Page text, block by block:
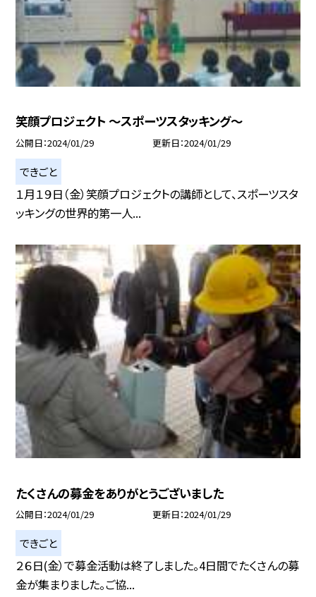
笑顔プロジェクト 〜スポーツスタッキング〜
公開日 2024/01/29 更新日 2024/01/29
できごと
１月１９日（金）笑顔プロジェクトの講師として、スポーツスタ
ッキングの世界的第一人...
たくさんの募金をありがとうございました
公開日 2024/01/29 更新日 2024/01/29
できごと
２６日(金）で募金活動は終了しました。4日間でたくさんの募
金が集まりました。ご協...